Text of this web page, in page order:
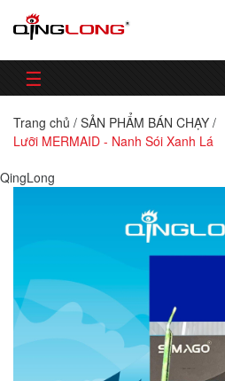
☰
Trang chủ / SẢN PHẨM BÁN CHẠY /
Lưỡi MERMAID - Nanh Sói Xanh Lá
QingLong